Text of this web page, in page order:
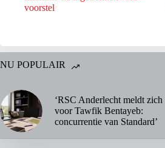
voorstel
NU POPULAIR
‘RSC Anderlecht meldt zich
voor Tawfik Bentayeb:
concurrentie van Standard’